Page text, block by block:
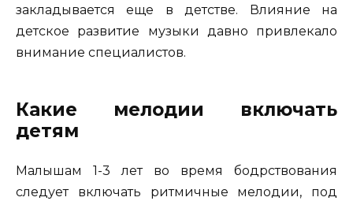
закладывается еще в детстве. Влияние на
детское развитие музыки давно привлекало
внимание специалистов.
Какие мелодии включать
детям
Малышам 1-3 лет во время бодрствования
следует включать ритмичные мелодии, под